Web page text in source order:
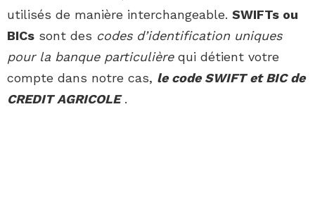
utilisés de manière interchangeable. SWIFTs ou
BICs sont des codes d’identification uniques
pour la banque particulière qui détient votre
compte dans notre cas, le code SWIFT et BIC de
CREDIT AGRICOLE.